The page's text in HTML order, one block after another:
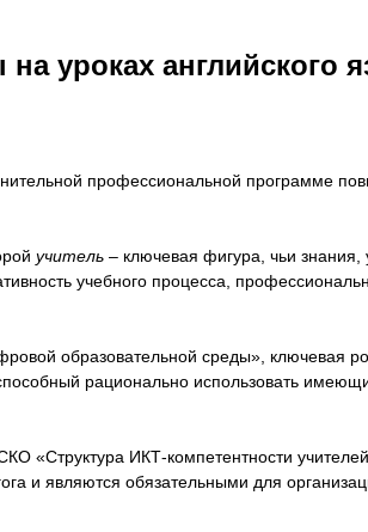
уроках английского
профессиональной программе
учитель – ключевая фигура, чьи
учебного процесса,
образовательной среды», ключевая
рационально использовать
ИКТ-компетентности
и являются обязательными для